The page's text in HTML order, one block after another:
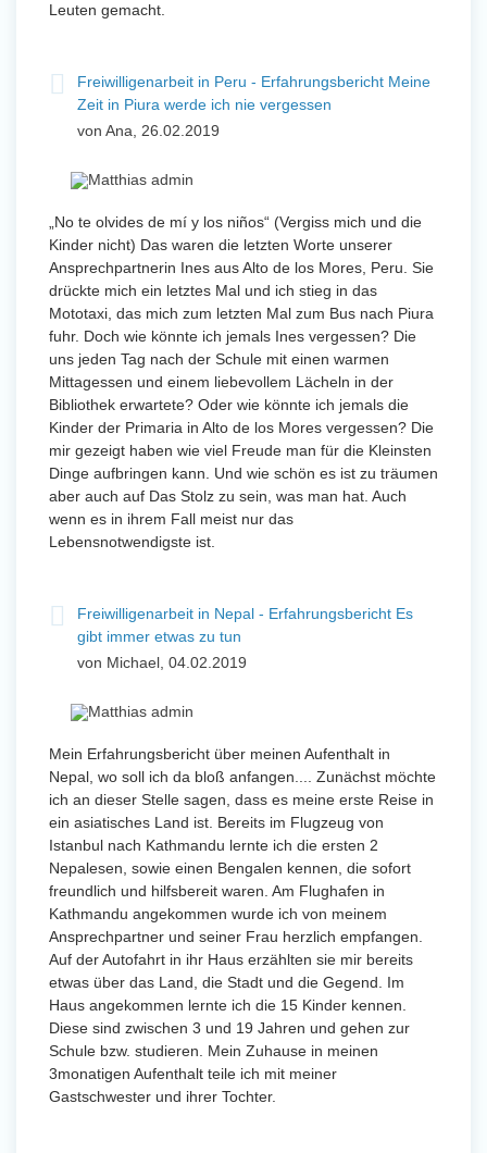
Leuten gemacht.
Freiwilligenarbeit in Peru - Erfahrungsbericht Meine
Zeit in Piura werde ich nie vergessen
von Ana, 26.02.2019
„No te olvides de mí y los niños“ (Vergiss mich und die
Kinder nicht) Das waren die letzten Worte unserer
Ansprechpartnerin Ines aus Alto de los Mores, Peru. Sie
drückte mich ein letztes Mal und ich stieg in das
Mototaxi, das mich zum letzten Mal zum Bus nach Piura
fuhr. Doch wie könnte ich jemals Ines vergessen? Die
uns jeden Tag nach der Schule mit einen warmen
Mittagessen und einem liebevollem Lächeln in der
Bibliothek erwartete? Oder wie könnte ich jemals die
Kinder der Primaria in Alto de los Mores vergessen? Die
mir gezeigt haben wie viel Freude man für die Kleinsten
Dinge aufbringen kann. Und wie schön es ist zu träumen
aber auch auf Das Stolz zu sein, was man hat. Auch
wenn es in ihrem Fall meist nur das
Lebensnotwendigste ist.
Freiwilligenarbeit in Nepal - Erfahrungsbericht Es
gibt immer etwas zu tun
von Michael, 04.02.2019
Mein Erfahrungsbericht über meinen Aufenthalt in
Nepal, wo soll ich da bloß anfangen.... Zunächst möchte
ich an dieser Stelle sagen, dass es meine erste Reise in
ein asiatisches Land ist. Bereits im Flugzeug von
Istanbul nach Kathmandu lernte ich die ersten 2
Nepalesen, sowie einen Bengalen kennen, die sofort
freundlich und hilfsbereit waren. Am Flughafen in
Kathmandu angekommen wurde ich von meinem
Ansprechpartner und seiner Frau herzlich empfangen.
Auf der Autofahrt in ihr Haus erzählten sie mir bereits
etwas über das Land, die Stadt und die Gegend. Im
Haus angekommen lernte ich die 15 Kinder kennen.
Diese sind zwischen 3 und 19 Jahren und gehen zur
Schule bzw. studieren. Mein Zuhause in meinen
3monatigen Aufenthalt teile ich mit meiner
Gastschwester und ihrer Tochter.